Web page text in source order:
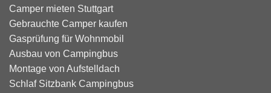
Camper mieten Stuttgart
Gebrauchte Camper kaufen
Gasprüfung für Wohnmobil
Ausbau von Campingbus
Montage von Aufstelldach
Schlaf Sitzbank Campingbus